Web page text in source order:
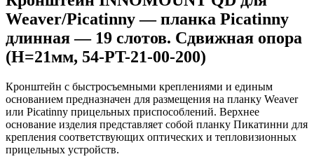
Weaver/Picatinny — планка Picatinny
длинная — 19 слотов. Сдвижная опора
(H=21мм, 54-PT-21-00-200)
Кронштейн с быстросъемными креплениями и единым
основанием предназначен для размещения на планку Weaver
или Picatinny прицельных приспособлений. Верхнее
основание изделия представляет собой планку Пикатинни для
крепления соответствующих оптических и тепловизионных
прицельных устройств.